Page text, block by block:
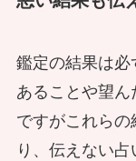
得意分野
ながりで
霊能者に
能者育成
僧侶の女
の様子を
鑑定の結果は
あることや望ん
ですがこれら
り、伝えない